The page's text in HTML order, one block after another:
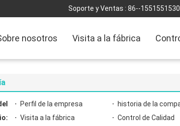
Soporte y Ventas : 86--
nosotros Visita a la fábrica
Perfil de la empresa historia de la
Visita a la fábrica
Control de Calidad